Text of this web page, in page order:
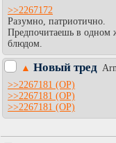
>>2267172
Разумно, патриотично.
Предпочитаешь в одном
блюдом.
▲ Новый тред
>>2267181
>>2267181
>>2267181